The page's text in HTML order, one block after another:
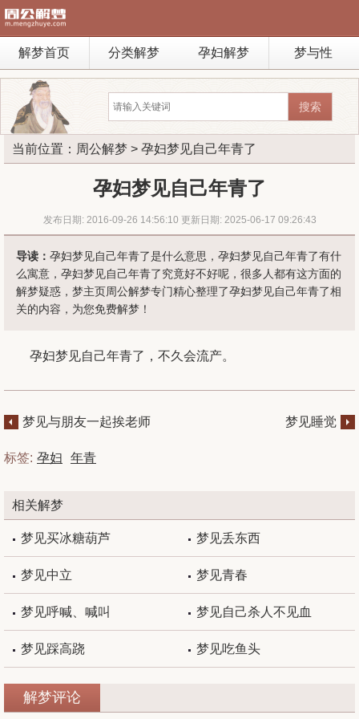
解梦首页 分类解梦 孕妇解梦 梦与性
当前位置： 周公解梦 > 孕妇梦见自己年青了
孕妇梦见自己年青了
发布日期: 2016-09-26 14:56:10 更新日期: 2025-06-17 09:26:43
导读： 孕妇梦见自己年青了是什么意思，孕妇梦见自己年青了有什
么寓意，孕妇梦见自己年青了究竟好不好呢，很多人都有这方面的
解梦疑惑，梦主页周公解梦专门精心整理了孕妇梦见自己年青了相
关的内容，为您免费解梦！
孕妇梦见自己年青了，不久会流产。
梦见与朋友一起挨老师
梦见睡觉
标签: 孕妇 年青
相关解梦
梦见买冰糖葫芦 梦见丢东西
梦见中立 梦见青春
梦见呼喊、喊叫 梦见自己杀人不见血
梦见踩高跷 梦见吃鱼头
解梦评论